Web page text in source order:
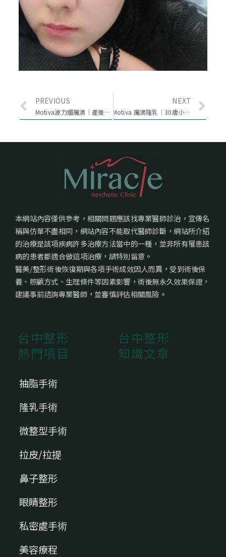
PREVIOUS
Motiva波力媚魔滴｜產後媽咪找回自信美！
NEXT
Motiva 魔滴隆乳｜30歲小胸業務員的波濤洶湧的改變紀實！
本網站內容僅供參考，相關問題應該找專業醫師診治，宣傳名
稱與仿單不盡相同，網站內容不能取代醫師診斷，網站所介紹
的治療是該項疾病許多治療方法當中的一種，並非所有罹患該
病的患者都適合做這項治療，請特別留意。
醫美/整形術後恢復期與各項手術成效因人而異，受到術後保
養、照顧方式、生理條件等因素影響，術後無永久效果保證，
建議事前諮詢專業醫師，並審慎評估相關風險。
台中整形
熱門項目
抽脂手術
隆乳手術
微整型手術
拉皮/拉提
鼻子整形
眼睛整形
私密處手術
美容療程
台中整形
知識文章